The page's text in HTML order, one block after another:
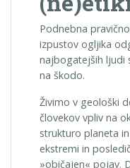
Podnebna
izpustov ogljika
najbogatejših ljudi
na škodo.
Živimo v geološki
človekov vpliv na
strukturo planeta
ekstremi in
»običajen« pojav.